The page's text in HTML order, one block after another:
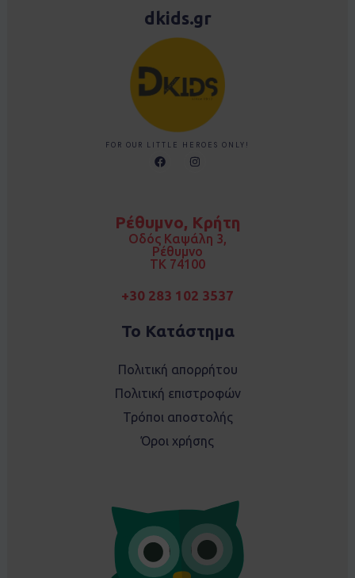
dkids.gr
FOR OUR LITTLE HEROES ONLY!
F
a
o
k
I
n
r
a
m
Ρέθυμνο, Κρήτη
Οδός Καψάλη 3,
Ρέθυμνο
TK 74100
+30 283 102 3537
Το Κατάστημα
Πολιτική απορρήτου
Πολιτική επιστροφών
Τρόποι αποστολής
Όροι χρήσης